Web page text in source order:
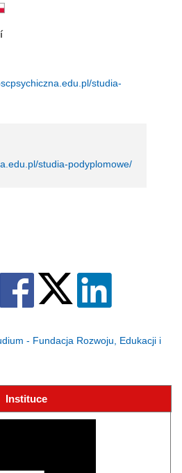
studia-
studia-podyplomowe/
- Fundacja Rozwoju, Edukacji i
Instituce